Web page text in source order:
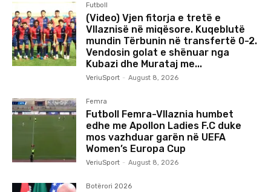
Futboll
(Video) Vjen fitorja e tretë e
Vllaznisë në miqësore. Kuqeblutë
mundin Tërbunin në transfertë 0-2.
Vendosin golat e shënuar nga
Kubazi dhe Murataj me...
VeriuSport - August 8, 2026
Femra
Futboll Femra-Vllaznia humbet
edhe me Apollon Ladies F.C duke
mos vazhduar garën në UEFA
Women’s Europa Cup
VeriuSport - August 8, 2026
Botërori 2026